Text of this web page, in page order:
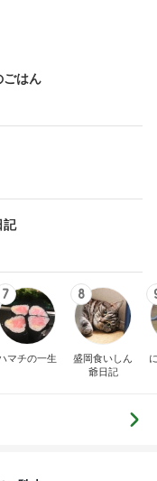
はん
記
7
マチの一生
8
盛岡食いしん
爺日記